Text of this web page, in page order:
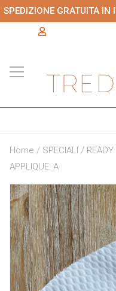
SPEDIZIONE GRATUITA IN
Home / SPECIALI /
APPLIQUE: A